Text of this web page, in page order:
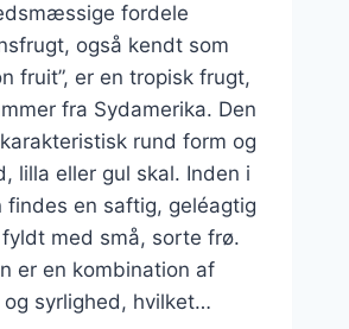
fordele
også kendt som
fruit”, er en tropisk frugt,
fra Sydamerika. Den
rund form og
lilla eller gul skal. Inden i
findes en saftig, geléagtig
med små, sorte frø.
er en kombination af
og syrlighed, hvilket…